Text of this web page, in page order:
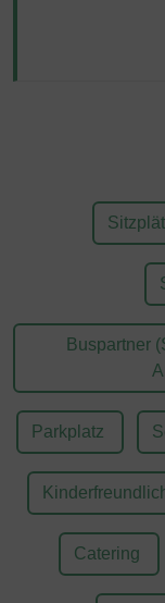
Buspartner
Parkplatz
Catering